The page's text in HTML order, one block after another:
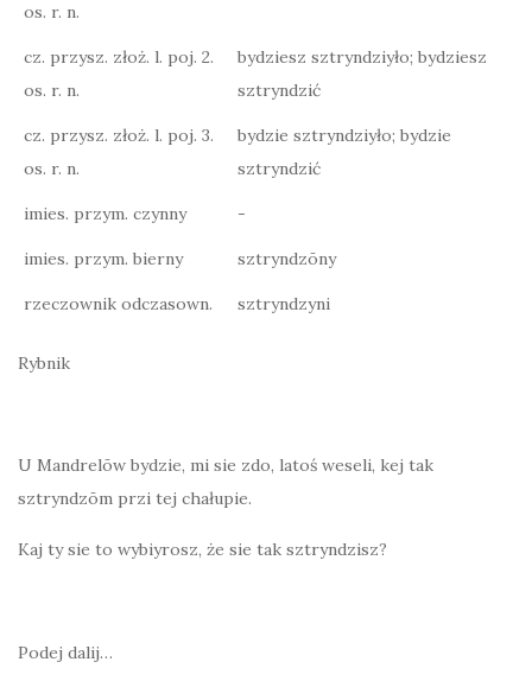
os. r. n.
cz. przysz. złoż. l. poj. 2.
os. r. n.
bydziesz sztryndziyło; bydziesz
sztryndzić
cz. przysz. złoż. l. poj. 3.
os. r. n.
bydzie sztryndziyło; bydzie
sztryndzić
imies. przym. czynny -
imies. przym. bierny sztryndzōny
rzeczownik odczasown. sztryndzyni
Rybnik
U Mandrelōw bydzie, mi sie zdo, latoś weseli, kej tak
sztryndzōm przi tej chałupie.
Kaj ty sie to wybiyrosz, że sie tak sztryndzisz?
Podej dalij…